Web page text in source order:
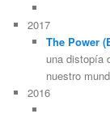
2017
The Power
una distopía
nuestro
2016